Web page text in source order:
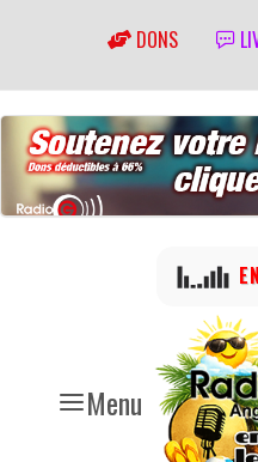
DONS
Menu